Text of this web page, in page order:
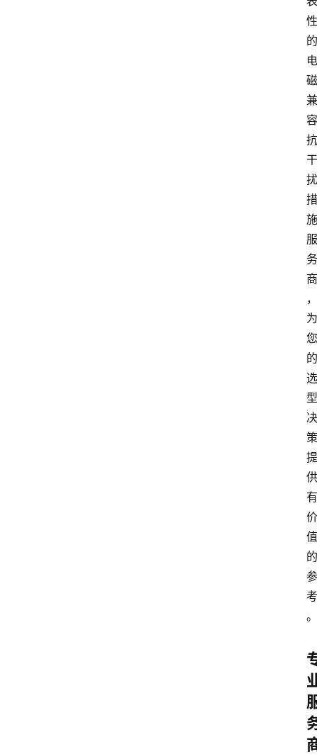
性
的
电
磁
兼
容
抗
干
扰
措
施
服
务
商
，
为
您
的
选
型
决
策
提
供
有
价
值
的
参
考
。